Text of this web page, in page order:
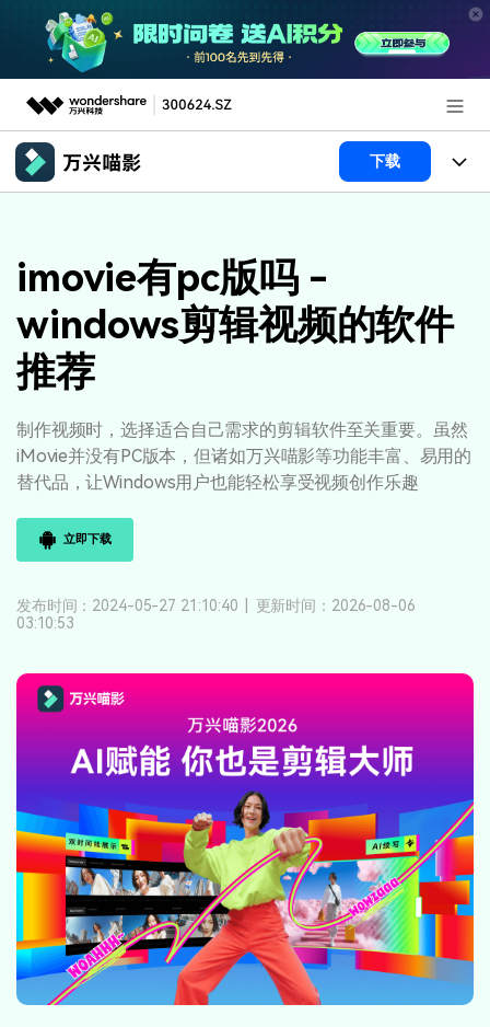
推荐产品
新闻中心
关于万兴
加入我们
帮助中心
客服热线：
下载
产品功能
AI功能
视频/照片
AI 文本转视频
AI 绘画
AI 视频续写 NEW
声音
解决方案
政企服务
专业创作人群
品牌合作故事
使用教程
文章资讯
其他
帮助中心
产品支持
imovie有pc版吗 -
windows剪辑视频的软件
推荐
制作视频时，选择适合自己需求的剪辑软件至关重要。虽然
iMovie并没有PC版本，但诸如万兴喵影等功能丰富、易用的
替代品，让Windows用户也能轻松享受视频创作乐趣
立即下载
发布时间：2024-05-27 21:10:40
更新时间：2026-08-06
03:10:53